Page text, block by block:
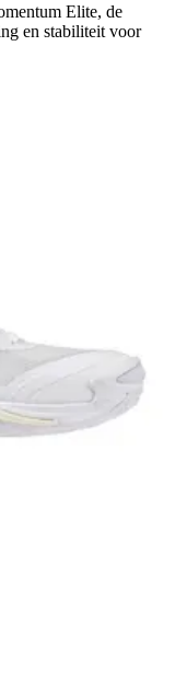
Elite, de
en stabiliteit voor